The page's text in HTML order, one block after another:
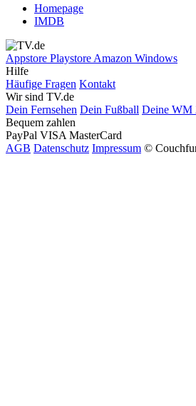
Homepage
IMDB
Appstore Playstore Amazon Windows
Hilfe
Häufige Fragen Kontakt
Wir sind TV.de
Dein Fernsehen Dein Fußball Deine WM
Bequem zahlen
PayPal VISA MasterCard
AGB Datenschutz Impressum ©